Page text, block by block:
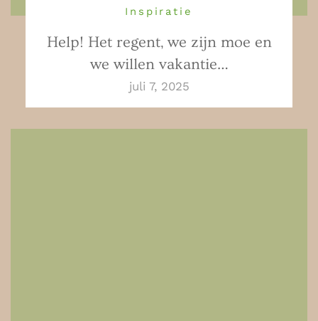
Inspiratie
Help! Het regent, we zijn moe en
we willen vakantie…
juli 7, 2025